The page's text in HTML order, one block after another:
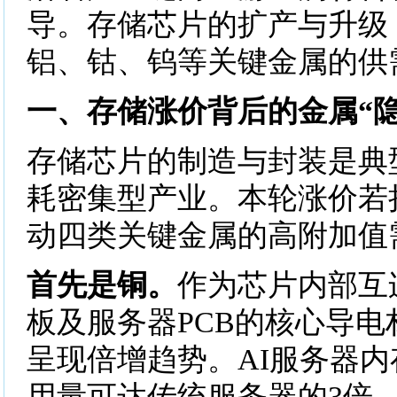
导。存储芯片的扩产与升
铝、钴、钨等关键金属的供
一、存储涨价背后的金属“
存储芯片的制造与封装是
耗密集型产业。本轮涨价
动四类关键金属的高附加值
首先是铜。 作为芯片内部
板及服务器PCB的核心导
呈现倍增趋势。AI服务器